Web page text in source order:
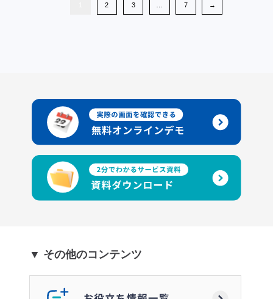
2 3 7 →
▼ その他のコンテンツ